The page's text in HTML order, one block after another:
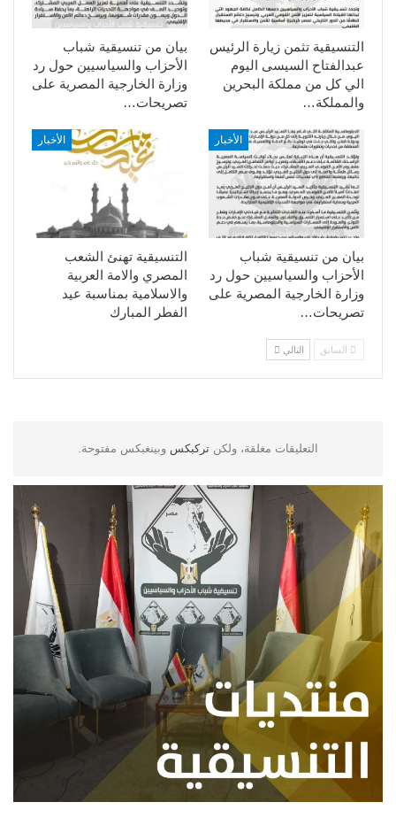
بيان من تنسيقية شباب
الأحزاب والسياسيين حول رد
وزارة الخارجية المصرية على
تصريحات…
التنسيقية تثمن زيارة الرئيس
عبدالفتاح السيسى اليوم
الي كل من مملكة البحرين
والمملكة…
الأخبار
التنسيقية تهنئ الشعب
المصري والامة العربية
والاسلامية بمناسبة عيد
الفطر المبارك
الأخبار
بيان من تنسيقية شباب
الأحزاب والسياسيين حول رد
وزارة الخارجية المصرية على
تصريحات…
السابق التالي
التعليقات مغلقة، ولكن تركبكس وبينغبكس مفتوحة.